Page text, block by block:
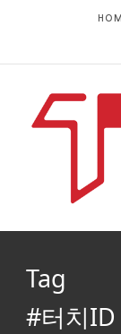
Tag
#터치ID